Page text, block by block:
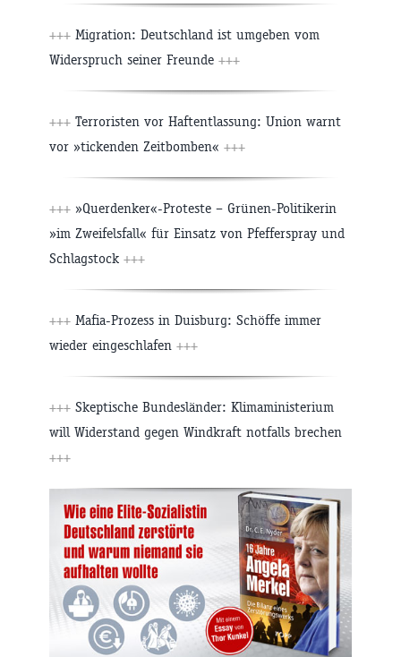
+++ Migration: Deutschland ist umgeben vom
Widerspruch seiner Freunde +++
+++ Terroristen vor Haftentlassung: Union warnt
vor »tickenden Zeitbomben« +++
+++ »Querdenker«-Proteste – Grünen-Politikerin
»im Zweifelsfall« für Einsatz von Pfefferspray und
Schlagstock +++
+++ Mafia-Prozess in Duisburg: Schöffe immer
wieder eingeschlafen +++
+++ Skeptische Bundesländer: Klimaministerium
will Widerstand gegen Windkraft notfalls brechen
+++